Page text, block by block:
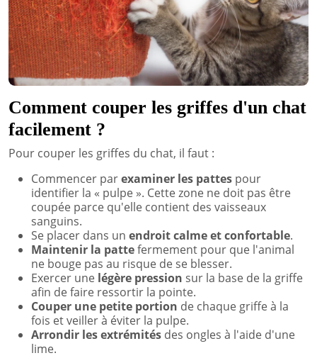
Comment couper les griffes d'un chat
facilement ?
Pour couper les griffes du chat, il faut :
Commencer parexaminer les pattes pour
identifier la « pulpe ». Cette zone ne doit pas être
coupée parce qu'elle contient des vaisseaux
sanguins.
Se placer dans un endroit calme et confortable.
Maintenir la pattefermement pour que l'animal
ne bouge pas au risque de se blesser.
Exercer une légère pression sur la base de la griffe
afin de faire ressortir la pointe.
Couper une petite portion de chaque griffe à la
fois et veiller à éviter la pulpe.
Arrondir les extrémités des ongles à l'aide d'une
lime.